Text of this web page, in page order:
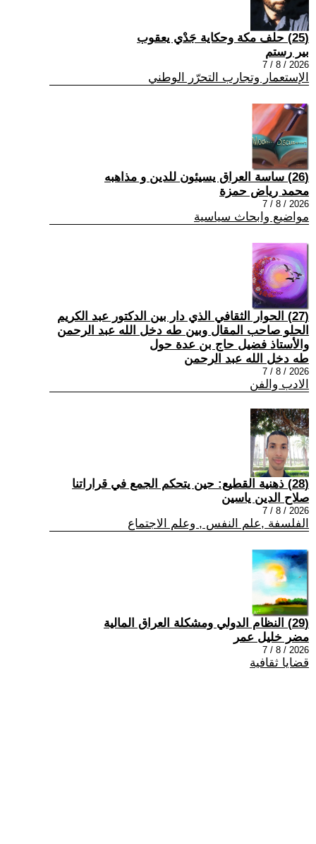
(25) حلف مكة وحكاية جَدْي يعقوب
بير رستم
2026 / 8 / 7
الإستعمار وتجارب التحرّر الوطني
(26) ساسة العراق يسيئون للدين و مذاهبه
محمد رياض حمزة
2026 / 8 / 7
مواضيع وابحاث سياسية
(27) الحوار الثقافي الذي دار بين الدكتور عبد الكريم
الحلو صاحب المقال وبين طه دخل الله عبد الرحمن
والأستاذ فضيل حاج بن عدة حول
طه دخل الله عبد الرحمن
2026 / 8 / 7
الادب والفن
(28) ذهنية القطيع: حين يتحكم الجمع في قراراتنا
صلاح الدين ياسين
2026 / 8 / 7
الفلسفة ,علم النفس , وعلم الاجتماع
(29) النظام الدولي ومشكلة العراق المالية
مضر خليل عمر
2026 / 8 / 7
قضايا ثقافية